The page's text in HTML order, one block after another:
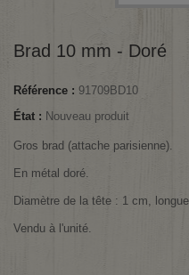
Brad 10 mm - Doré
Référence : 91709BD10
État : Nouveau produit
Gros brad (attache parisienne).
En métal doré.
Diamètre de la tête : 1 cm,
Vendu à l'unité.